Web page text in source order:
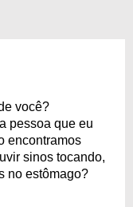
você?
pessoa que eu
encontramos
sinos tocando,
no estômago?